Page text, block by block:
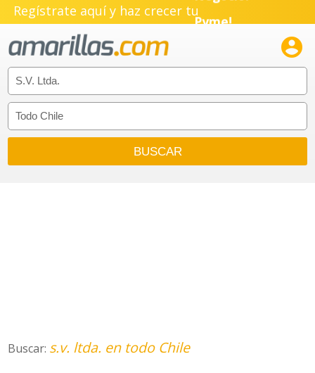
Regístrate aquí y haz crecer tuNegocio!
Emprendimiento!

Buscar: s.v. ltda. en todo Chile